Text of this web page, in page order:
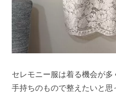
セレモニー服は着る機会が
手持ちのもので整えたいと思